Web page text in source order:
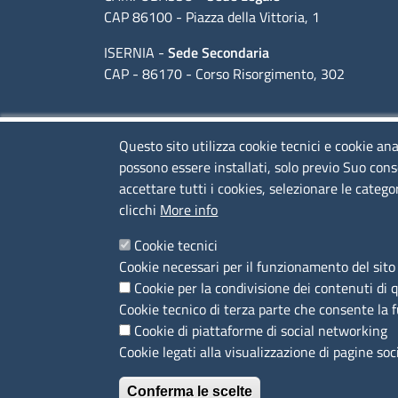
CAP 86100 - Piazza della Vittoria, 1
ISERNIA - Sede Secondaria
CAP - 86170 - Corso Risorgimento, 302
Codice Fiscale e Partita Iva: 01741020703
Codice fatturazione elettronica: FUDNEO
Orari sportello fisico al pubblico
Dal lunedì al Venerdì, dalle 09:00 alle 13:00
Menù privacy
SEGUICI SU
Questo sito utilizza cookie tecnici e cookie
possono essere installati, solo previo Suo
accettare tutti i cookies, selezionare le
clicchi More info
Cookie tecnici
Cookie necessari per il funzionamento del
Cookie per la condivisione dei contenuti
Cookie tecnico di terza parte che consente
Cookie di piattaforme di social networking
Cookie legati alla visualizzazione di pagine
Conferma le scelte